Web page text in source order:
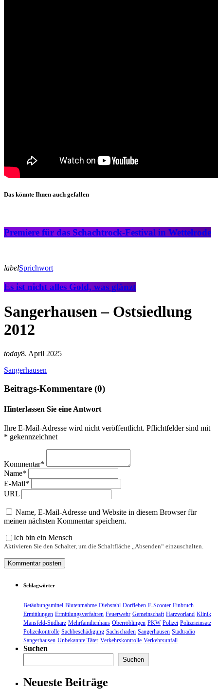
Das könnte Ihnen auch gefallen
Premiere für das Schachtrock-Festival in Wettelrode
labelSprichwort
Es ist nicht alles Gold, was glänzt
Sangerhausen – Ostsiedlung
2012
today8. April 2025
Sangerhausen
Beitrags-Kommentare (0)
Hinterlassen Sie eine Antwort
Ihre E-Mail-Adresse wird nicht veröffentlicht. Pflichtfelder sind mit
* gekennzeichnet
Kommentar*
Name*
E-Mail*
URL
Name, E-Mail-Adresse und Website in diesem Browser für
meinen nächsten Kommentar speichern.
Ich bin ein Mensch
Aktivieren Sie den Schalter, um die Schaltfläche „Absenden“ einzuschalten.
Schlagwörter
Betäubungsmittel Blutentnahme Diebstahl Dorfleben E-Scooter Einbruch
Ermittlungen Ermittlungsverfahren Feuerwehr Gemeinschaft Harzvorland Klinik
Mansfeld-Südharz Mehrfamilienhaus Oberröblingen PKW Polizei Polizeieinsatz
Polizeikontrolle Sachbeschädigung Sachschaden Sangerhausen Stadtradio
Sangerhausen Unbekannte Täter Verkehrskontrolle Verkehrsunfall
Suchen
Suchen
Neueste Beiträge